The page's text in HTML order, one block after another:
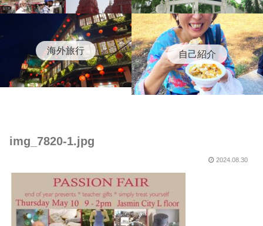
海外旅行 自己紹介
img_7820-1.jpg
2024.08.30